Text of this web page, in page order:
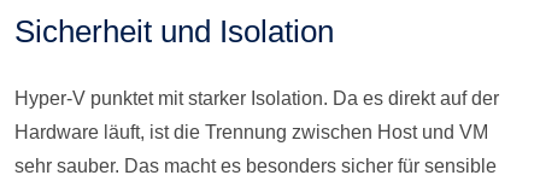
Sicherheit und Isolation
Hyper-V punktet mit starker Isolation. Da es direkt auf der
Hardware läuft, ist die Trennung zwischen Host und VM
sehr sauber. Das macht es besonders sicher für sensible